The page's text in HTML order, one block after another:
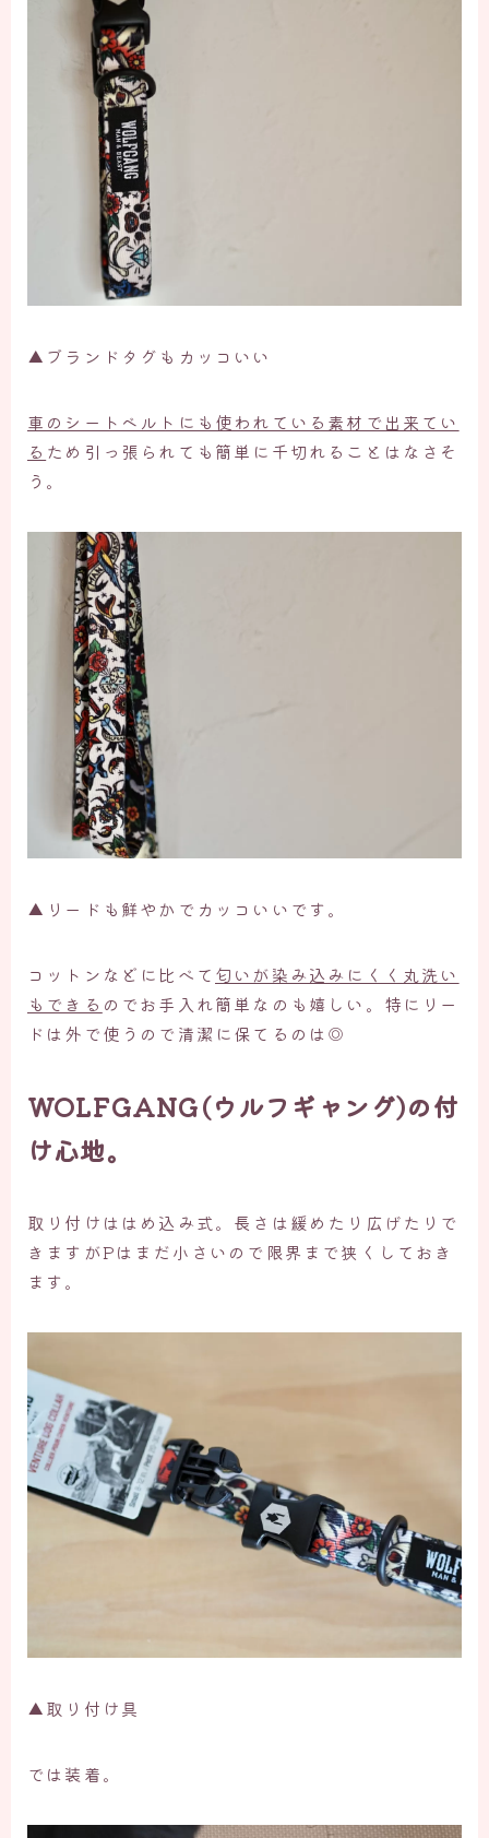
▲ブランドタグもカッコいい
車のシートベルトにも使われている素材で出来てい
る ため引っ張られても簡単に千切れることはなさそ
う。
▲リードも鮮やかでカッコいいです。
コットンなどに比べて 匂いが染み込みにくく丸洗い
もできる のでお手入れ簡単なのも嬉しい。特にリー
ドは外で使うので清潔に保てるのは◎
WOLFGANG(ウルフギャング)の付
け心地。
取り付けははめ込み式。長さは緩めたり広げたりで
きますがPはまだ小さいので限界まで狭くしておき
ます。
▲取り付け具
では装着。